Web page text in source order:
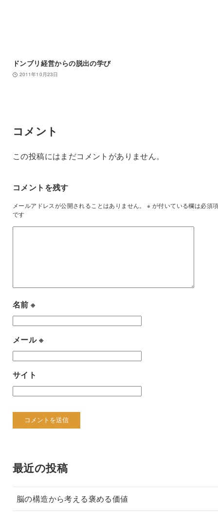
ドンブリ経営からの脱出の学び
2011年10月23日
コメント
この投稿にはまだコメントがありません。
コメントを残す
メールアドレスが公開されることはありません。 ※ が付いている欄は必須
です
名前※
メール※
サイト
最近の投稿
脳の構造から考える褒める価値